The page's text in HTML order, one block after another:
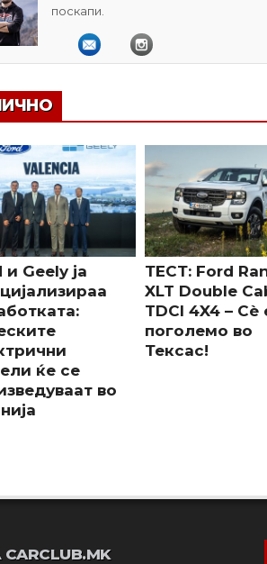
поскапи.
и Geely ја
ќе се
во
ТЕСТ: Ford
XLT Double
TDCI 4X4 – Сè
поголемо во
Тексас!